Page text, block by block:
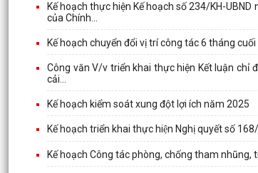
Kế hoạch thực hiện Kế hoạch số 234/KH-
của Chính...
Kế hoạch chuyển đổi vị trí công tác 6 tháng
Công văn V/v triển khai thực hiện Kết luận chỉ
cải...
Kế hoạch kiểm soát xung đột lợi ích năm 2025
Kế hoạch triển khai thực hiện Nghị quyết số
Kế hoạch Công tác phòng, chống tham nhũng,